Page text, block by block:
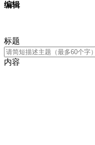
编辑
标题
内容